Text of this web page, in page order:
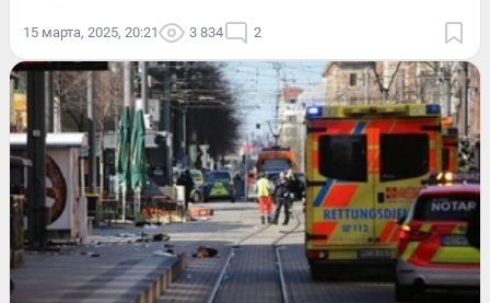
15 марта, 2025, 20:21 3 834 2